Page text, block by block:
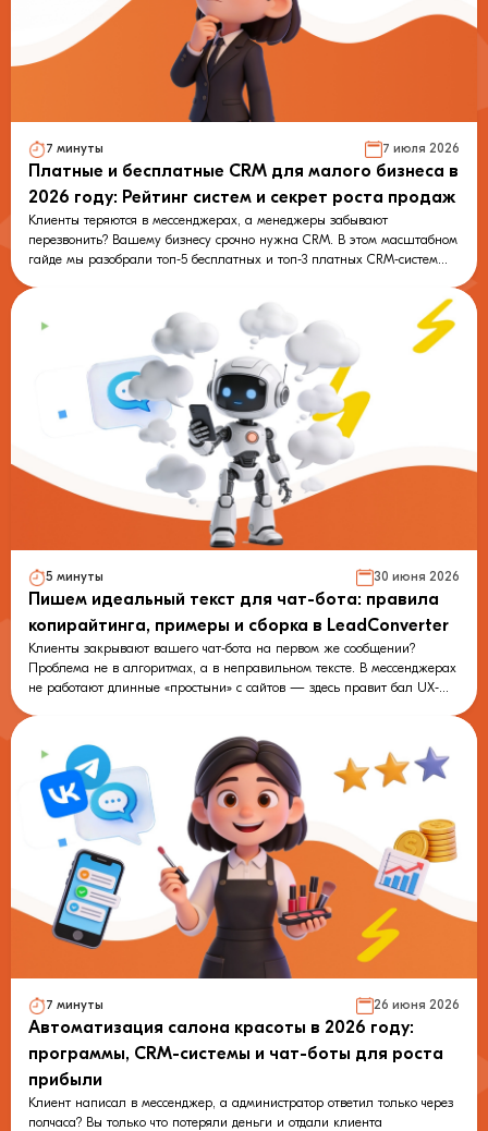
7 минуты 7 июля 2026
Платные и бесплатные CRM для малого бизнеса в
2026 году: Рейтинг систем и секрет роста продаж
Клиенты теряются в мессенджерах, а менеджеры забывают
перезвонить? Вашему бизнесу срочно нужна CRM. В этом масштабном
гайде мы разобрали топ-5 бесплатных и топ-3 платных CRM-систем
подводные камни и скрытые ограничения. Но главное — мы раскроем
секрет, почему любая, даже самая дорогая CRM мертва без
автоматического сбора лидов. Читайте, чтобы узнать, как связать
систему учета с чат-ботами LeadConverter, навсегда забыть про ручной
ввод данных и заставить мессенджеры продавать на автопилоте!
5 минуты 30 июня 2026
Пишем идеальный текст для чат-бота: правила
копирайтинга, примеры и сборка в LeadConverter
Клиенты закрывают вашего чат-бота на первом же сообщении?
Проблема не в алгоритмах, а в неправильном тексте. В мессенджерах
не работают длинные «простыни» с сайтов — здесь правит бал UX-
Внутри: наглядные примеры «До/После», идеальные промпты для
ChatGPT и пошаговая инструкция, как перенести готовый сценарий в
визуальный конструктор LeadConverter всего за 15 минут. Перестаньте
терять лиды — научите своего виртуального помощника продавать!
7 минуты 26 июня 2026
Автоматизация салона красоты в 2026 году:
программы, CRM-системы и чат-боты для роста
прибыли
Клиент написал в мессенджер, а администратор ответил только через
полчаса? Вы только что потеряли деньги и отдали клиента